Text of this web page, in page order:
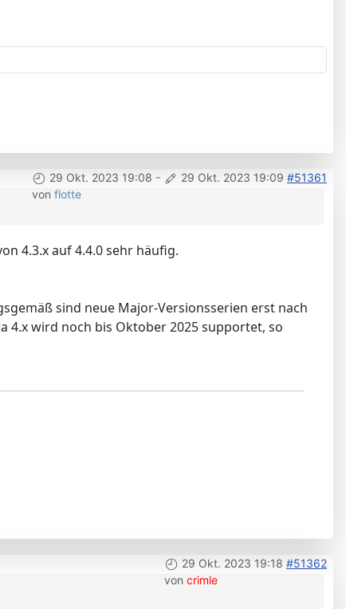
29 Okt. 2023 19:08 - 29 Okt. 2023 19:09 #51361
von flotte
4.3.x auf 4.4.0 sehr häufig.
sind neue Major-Versionsserien erst nach
wird noch bis Oktober 2025 supportet, so
29 Okt. 2023 19:18 #51362
von crimle